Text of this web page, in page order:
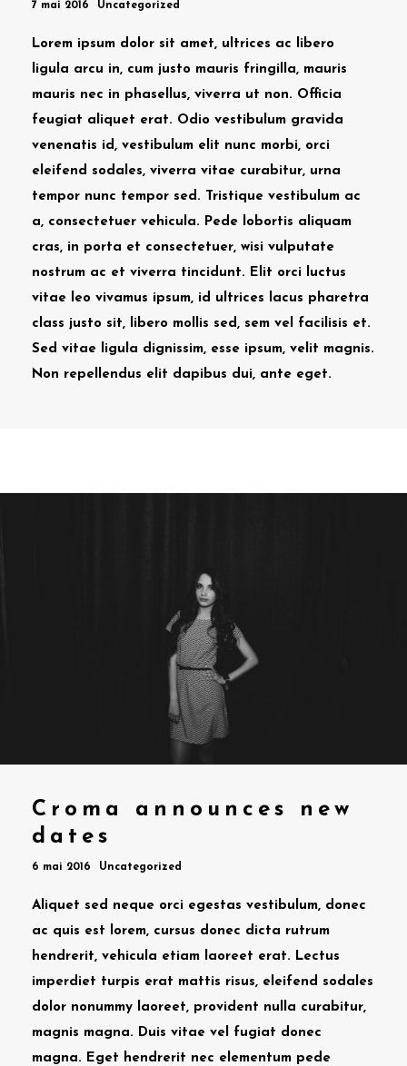
7 mai 2016 Uncategorized
Lorem ipsum dolor sit amet, ultrices ac libero
ligula arcu in, cum justo mauris fringilla, mauris
mauris nec in phasellus, viverra ut non. Officia
feugiat aliquet erat. Odio vestibulum gravida
venenatis id, vestibulum elit nunc morbi, orci
eleifend sodales, viverra vitae curabitur, urna
tempor nunc tempor sed. Tristique vestibulum ac
a, consectetuer vehicula. Pede lobortis aliquam
cras, in porta et consectetuer, wisi vulputate
nostrum ac et viverra tincidunt. Elit orci luctus
vitae leo vivamus ipsum, id ultrices lacus pharetra
class justo sit, libero mollis sed, sem vel facilisis et.
Sed vitae ligula dignissim, esse ipsum, velit magnis.
Non repellendus elit dapibus dui, ante eget.
Croma announces new
dates
6 mai 2016 Uncategorized
Aliquet sed neque orci egestas vestibulum, donec
ac quis est lorem, cursus donec dicta rutrum
hendrerit, vehicula etiam laoreet erat. Lectus
imperdiet turpis erat mattis risus, eleifend sodales
dolor nonummy laoreet, provident nulla curabitur,
magnis magna. Duis vitae vel fugiat donec
magna. Eget hendrerit nec elementum pede